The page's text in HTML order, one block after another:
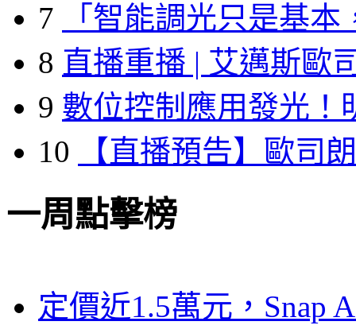
7
「智能調光只是基本
8 直播重播 | 艾邁斯歐
9 數位控制應用發光！
10
【直播預告】歐司
一周點擊榜
定價近1.5萬元，Snap